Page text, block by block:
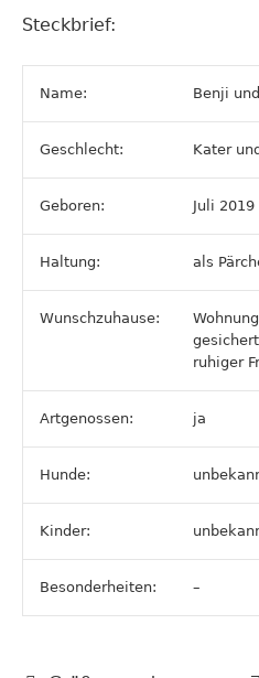
Steckbrief:
Name: Benji
Geschlecht: Kater
Geboren: Juli 2019
Haltung: als
Wunschzuhause:
ruhiger
Artgenossen: ja
Hunde:
Kinder:
Besonderheiten: –